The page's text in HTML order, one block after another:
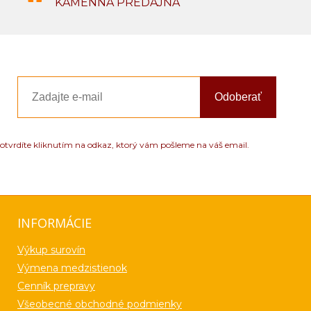
Odoberať
kliknutím na odkaz, ktorý vám pošleme na váš email.
INFORMÁCIE
Výkup surovín
Výmena medzistienok
Cenník prepravy
Všeobecné obchodné podmienky